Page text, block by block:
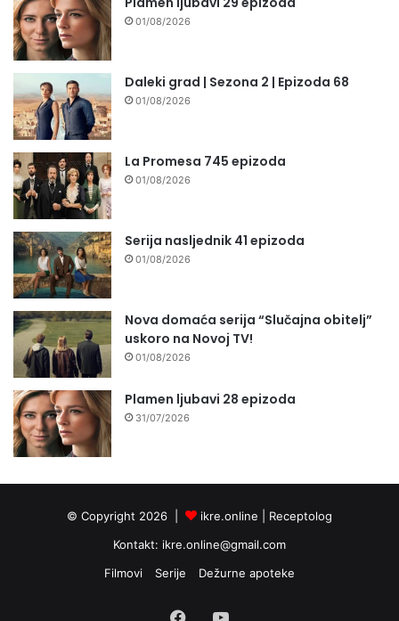
01/08/2026
Daleki grad | Sezona 2 | Epizoda 68
01/08/2026
La Promesa 745 epizoda
01/08/2026
Serija nasljednik 41 epizoda
01/08/2026
Nova domaća serija “Slučajna obitelj”
uskoro na Novoj TV!
01/08/2026
Plamen ljubavi 28 epizoda
31/07/2026
© Copyright 2026 | ikre.online | Receptolog
Kontakt: ikre.online@gmail.com
Filmovi
Serije Dežurne apoteke
FacebookYouTube